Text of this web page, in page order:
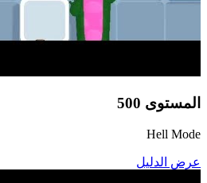
المستوى 500
Hell Mode
عرض الدليل